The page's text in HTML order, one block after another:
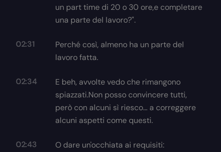
un part time di 20 o 30 ore,e completare
una parte del lavoro?".
02:31
Perché così, almeno ha un parte del
lavoro fatta.
02:34
E beh, avvolte vedo che rimangono
spiazzati.Non posso convincere tutti,
però con alcuni sì riesco… a correggere
alcuni aspetti come questi.
02:43 O dare un'occhiata ai requisiti: